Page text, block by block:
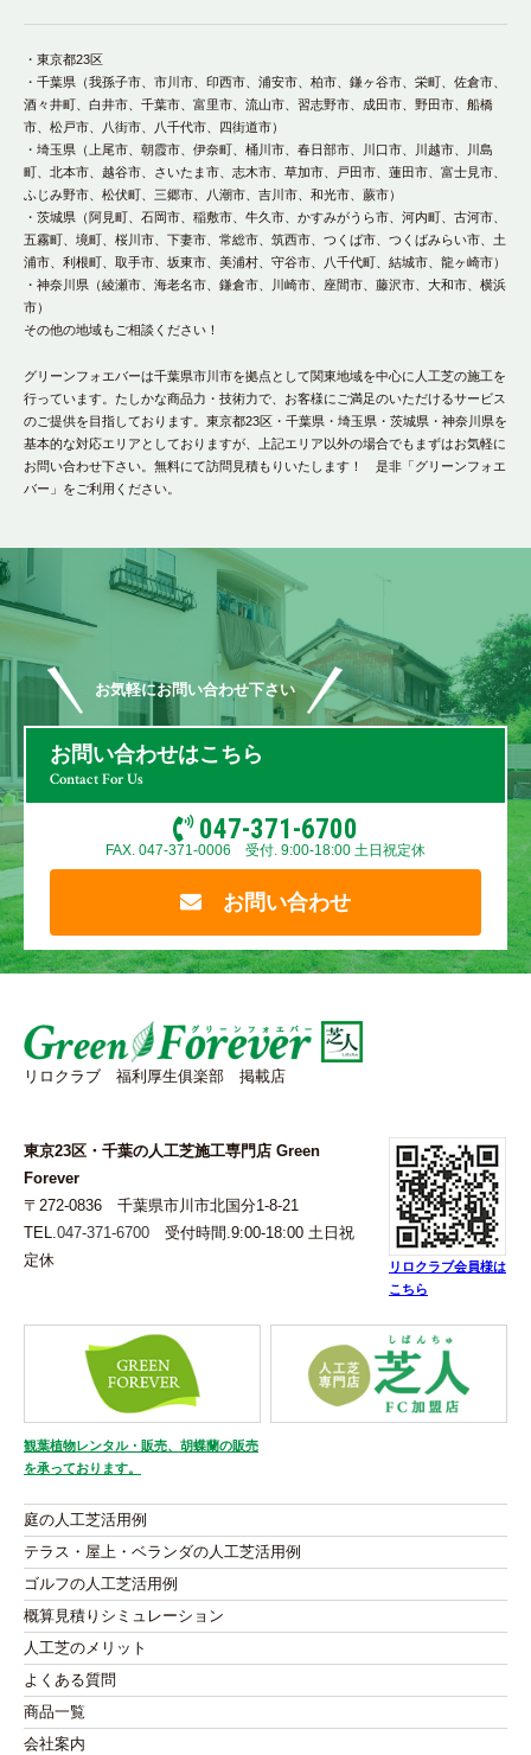
・東京都23区
・千葉県（我孫子市、市川市、印西市、浦安市、柏市、鎌ヶ谷市、栄町、佐倉市、
酒々井町、白井市、千葉市、富里市、流山市、習志野市、成田市、野田市、船橋
市、松戸市、八街市、八千代市、四街道市）
・埼玉県（上尾市、朝霞市、伊奈町、桶川市、春日部市、川口市、川越市、川島
町、北本市、越谷市、さいたま市、志木市、草加市、戸田市、蓮田市、富士見市、
ふじみ野市、松伏町、三郷市、八潮市、吉川市、和光市、蕨市）
・茨城県（阿見町、石岡市、稲敷市、牛久市、かすみがうら市、河内町、古河市、
五霧町、境町、桜川市、下妻市、常総市、筑西市、つくば市、つくばみらい市、土
浦市、利根町、取手市、坂東市、美浦村、守谷市、八千代町、結城市、龍ヶ崎市）
・神奈川県（綾瀬市、海老名市、鎌倉市、川崎市、座間市、藤沢市、大和市、横浜
市）
その他の地域もご相談ください！
グリーンフォエバーは千葉県市川市を拠点として関東地域を中心に人工芝の施工を
行っています。たしかな商品力・技術力で、お客様にご満足のいただけるサービス
のご提供を目指しております。東京都23区・千葉県・埼玉県・茨城県・神奈川県を
基本的な対応エリアとしておりますが、上記エリア以外の場合でもまずはお気軽に
お問い合わせ下さい。無料にて訪問見積もりいたします！ 是非「グリーンフォエ
バー」をご利用ください。
お気軽にお問い合わせ下さい
お問い合わせはこちら
Contact For Us
047-371-6700
FAX. 047-371-0006 受付. 9:00-18:00 土日祝定休
お問い合わせ
リロクラブ 福利厚生俱楽部 掲載店
東京23区・千葉の人工芝施工専門店 Green
Forever
〒272-0836 千葉県市川市北国分1-8-21
TEL. 047-371-6700 受付時間.9:00-18:00 土日祝
定休
リロクラブ会員様は
こちら
観葉植物レンタル・販売、胡蝶蘭の販売
を承っております。
庭の人工芝活用例
テラス・屋上・ベランダの人工芝活用例
ゴルフの人工芝活用例
概算見積りシミュレーション
人工芝のメリット
よくある質問
商品一覧
会社案内